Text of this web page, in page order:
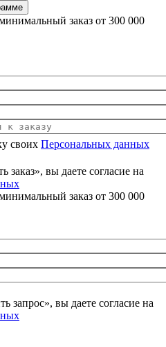
заказ от 300 000
своих Персональных данных
вы даете согласие на
заказ от 300 000
запрос», вы даете согласие на